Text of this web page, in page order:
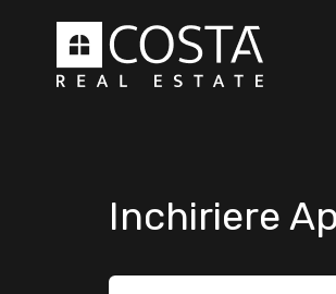
Inchiriere